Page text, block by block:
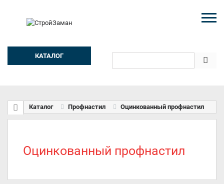
КАТАЛОГ
Каталог Профнастил Оцинкованный профнастил
Оцинкованный профнастил